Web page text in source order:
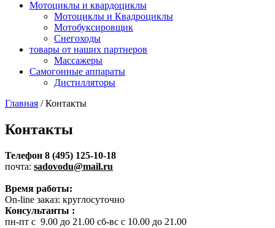
Мотоциклы и квардоциклы
Мотоциклы и Квадроциклы
Мотобуксировщик
Снегоходы
товары от наших партнеров
Массажеры
Самогонные аппараты
Дистилляторы
Главная /Контакты
Контакты
Телефон 8 (495) 125-10-18
почта: sadovodu@mail.ru
Время работы:
On-line заказ: круглосуточно
Консультанты :
пн-пт с 9.00 до 21.00 сб-вс с 10.00 до 21.00